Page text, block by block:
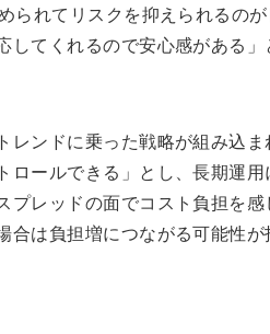
られてリスクを抑えられるの
てくれるので安心感がある」
レンドに乗った戦略が組み込
ロールできる」とし、長期運
プレッドの面でコスト負担を
合は負担増につながる可能性が